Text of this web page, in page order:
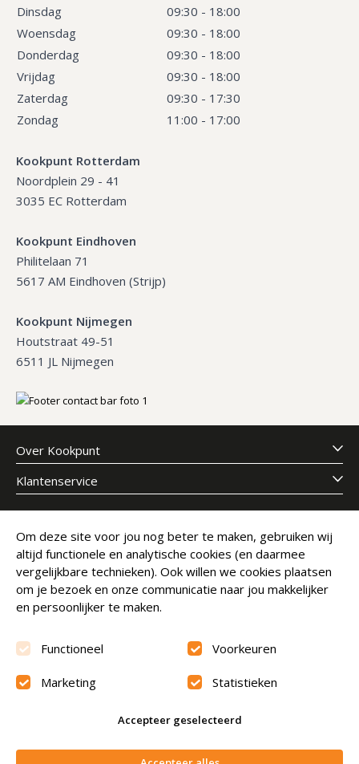
Niet op voorraad
Dinsdag
09:30 - 18:00
Woensdag
09:30 - 18:00
Donderdag
09:30 - 18:00
Vrijdag
09:30 - 18:00
Zaterdag
09:30 - 17:30
Zondag
11:00 - 17:00
Kookpunt Rotterdam
Noordplein 29 - 41
3035 EC Rotterdam
Kookpunt Eindhoven
Philitelaan 71
5617 AM Eindhoven (Strijp)
Kookpunt Nijmegen
Houtstraat 49-51
6511 JL Nijmegen
Over Kookpunt
Klantenservice
Meld je aan voor onze nieuwsbrief
E-mailadres
Abonneer
Beoordeling9.6
© Copyright 2026 Kookpunt.nl|Algemene voorwaarden
Om deze site voor jou nog beter te maken, gebruiken wij
altijd functionele en analytische cookies (en daarmee
vergelijkbare technieken). Ook willen we cookies plaatsen
om je bezoek en onze communicatie naar jou makkelijker
en persoonlijker te maken.
Functioneel Voorkeuren
Marketing Statistieken
Accepteer geselecteerd